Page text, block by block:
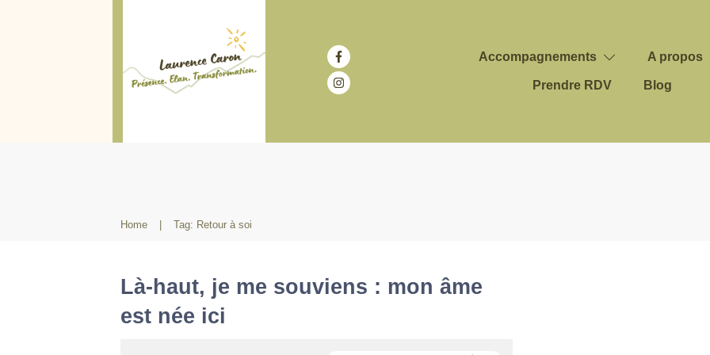
Accompagnements A propos
Prendre RDV Blog
Home Tag: Retour à soi
Là-haut, je me souviens : mon âme
est née ici